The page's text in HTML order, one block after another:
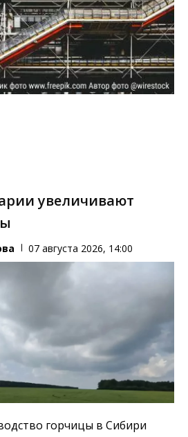
увеличивают
07 августа 2026, 14:00
горчицы в Сибири